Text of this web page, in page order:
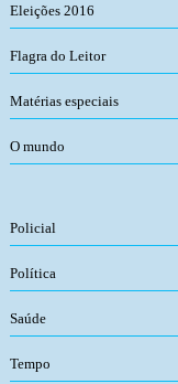
Eleições 2016
Flagra do Leitor
Matérias especiais
O mundo
Policial
Política
Saúde
Tempo